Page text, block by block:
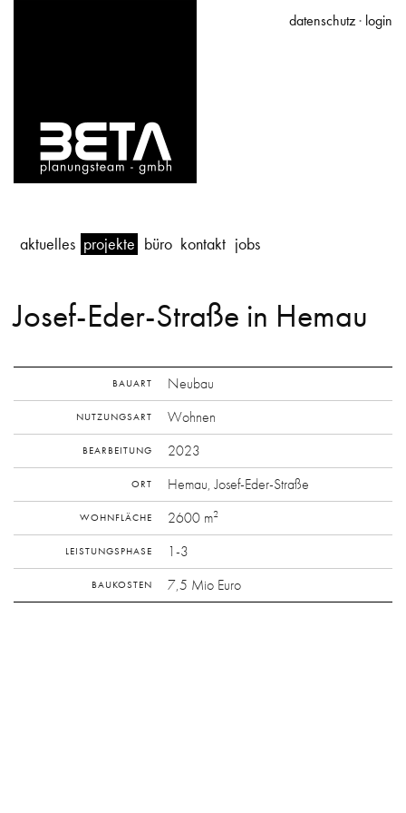
aktuelles projekte büro kontakt jobs
Josef-Eder-Straße in Hemau
BAUART Neubau
NUTZUNGSART Wohnen
BEARBEITUNG 2023
ORT Hemau, Josef-Eder-Straße
WOHNFLÄCHE 2600 m2
LEISTUNGSPHASE 1-3
BAUKOSTEN 7,5 Mio Euro
datenschutz· login